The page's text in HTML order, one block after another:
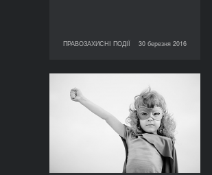
ПРАВОЗАХИСНІ ПОДІЇ 30 березня 2016
ПРАВОЗАХИСНІ ПОДІЇ
30 березня 2016
Дискусія «Зі зброєю
слабких крізь ілюзії:
феміністичний активізм
в (пост)конфліктних
суспільствах»
ТРИВАЛІСТЬ